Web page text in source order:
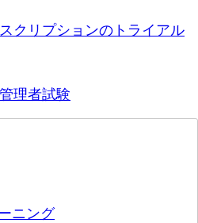
クリプションのトライアル
理者試験
ニング